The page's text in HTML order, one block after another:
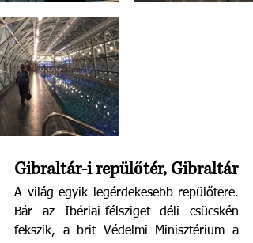
Gibraltár-i repülőtér, Gibraltár
A világ egyik legérdekesebb repülőtere.
Bár az Ibériai-félsziget déli csücskén
fekszik, a brit Védelmi Minisztérium a